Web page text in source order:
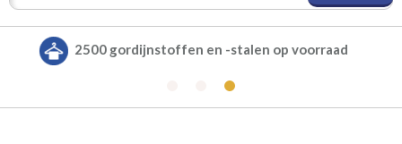
Alle gordijnen verduisterend leverbaar